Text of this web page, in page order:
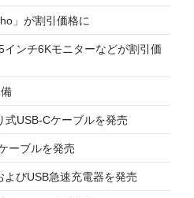
」が割引価格に
ンチ6Kモニターなどが割引価
USB-Cケーブルを発売
ーブルを発売
びUSB急速充電器を発売